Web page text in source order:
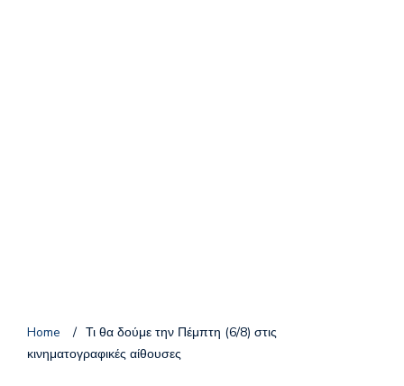
Home / Τι θα δούμε την Πέμπτη (6/8) στις
κινηματογραφικές αίθουσες